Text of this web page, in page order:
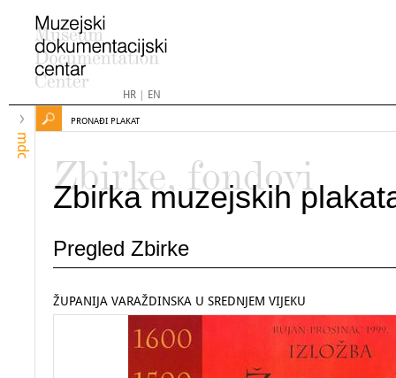
HR| EN
mdc
PRONAĐI PLAKAT
Zbirke, fondovi
Zbirka muzejskih
Pregled Zbirke
ŽUPANIJA VARAŽDINSKA U SREDNJEM VIJEKU